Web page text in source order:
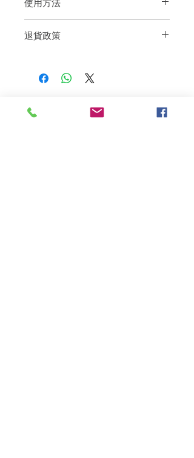
放置 1-2分鐘。
退貨政策
到我們的產品後的前7天內通過電子郵件
相關產品